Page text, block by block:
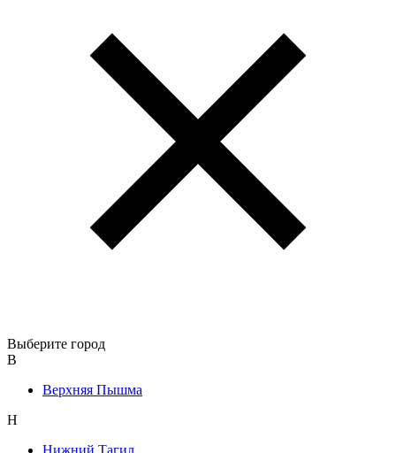
Выберите город
В
Верхняя Пышма
Н
Нижний Тагил